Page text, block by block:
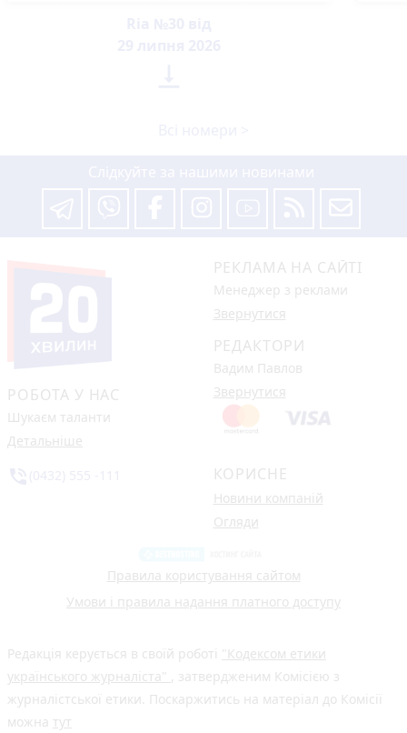
РОБОТА У НАС
Шукаєм таланти
Детальніше
РЕКЛАМА НА САЙТІ
Менеджер з реклами
Звернутися
РЕДАКТОРИ
Вадим Павлов
Звернутися
КОРИСНЕ
Новини компаній
Огляди
Правила користування сайтом
Умови і правила надання платного доступу
Редакція керується в своїй роботі "Кодексом етики
українського журналіста"
, затвердженим Комісією з
журналістської етики. Поскаржитись на матеріал до Комісії
можна тут